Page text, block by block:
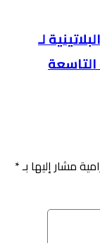
لـ
مشار إليها بـ*